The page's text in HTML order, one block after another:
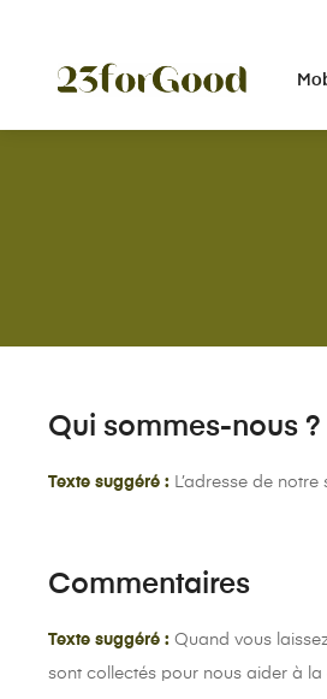
Qui sommes-nous ?
Texte suggéré : L’adresse de
Commentaires
Texte suggéré : Quand vous
sont collectés pour nous aider à